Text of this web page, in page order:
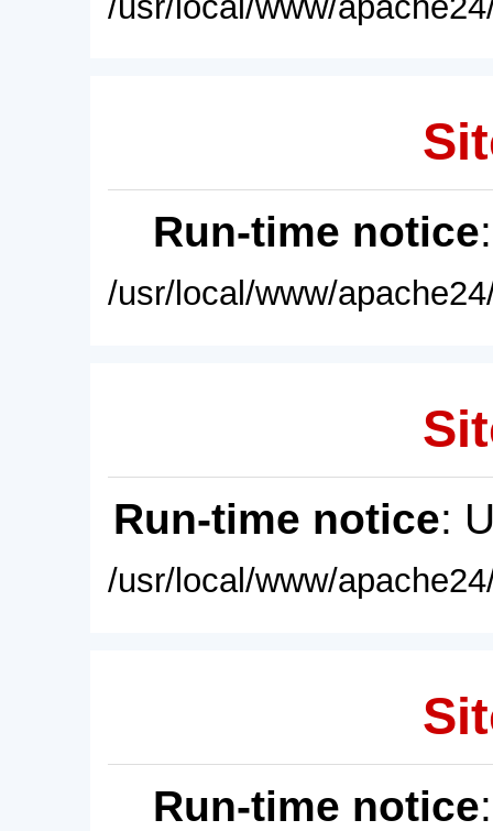
Run-time notice
/usr/local/www/
Run-time notice:
/usr/local/www/
Run-time notice